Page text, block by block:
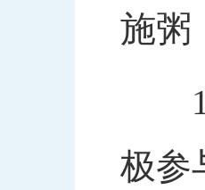
施粥
极参